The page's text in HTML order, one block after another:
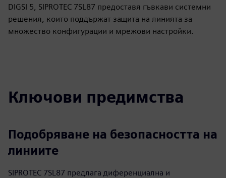
DIGSI 5, SIPROTEC 7SL87 предоставя гъвкави системни
решения, които поддържат защита на линията за
множество конфигурации и мрежови настройки.
Ключови предимства
Подобряване на безопасността на
линиите
SIPROTEC 7SL87 предлага диференциална и